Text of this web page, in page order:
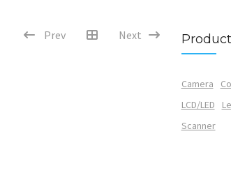
Prev Next
Camera
LCD/LED
Scanner